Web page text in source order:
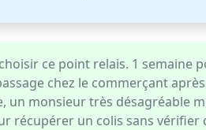
ce point relais. 1 semaine
chez le commerçant
un monsieur très désagréable
récupérer un colis sans